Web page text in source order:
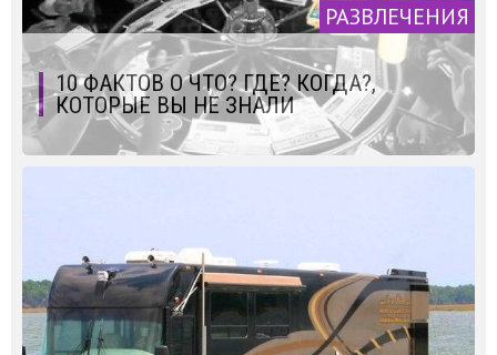
РАЗВЛЕЧЕНИЯ
10 ФАКТОВ О ЧТО? ГДЕ? КОГДА?,
КОТОРЫЕ ВЫ НЕ ЗНАЛИ